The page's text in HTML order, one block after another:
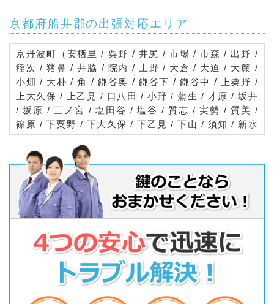
京都府船井郡の出張対応エリア
京丹波町（安栖里 / 粟野 / 井尻 / 市場 / 市森 / 出野 /
稲次 / 猪鼻 / 井脇 / 院内 / 上野 / 大倉 / 大迫 / 大簾 /
小畑 / 大朴 / 角 / 鎌谷奥 / 鎌谷下 / 鎌谷中 / 上粟野 /
上大久保 / 上乙見 / 口八田 / 小野 / 蒲生 / 才原 / 坂井
/ 坂原 / 三ノ宮 / 塩田谷 / 塩谷 / 質志 / 実勢 / 質美 /
篠原 / 下粟野 / 下大久保 / 下乙見 / 下山 / 須知 / 新水
戸 / 曽根 / 高岡 / 中台 / 戸津川 / 富田 / 豊田 / 中 / 長
瀬 / 中山 / 西河内 / 橋爪 / 八田 / 東又 / 広瀬 / 広野 /
保井谷 / 細谷 / 仏主 / 本庄 / 升谷 / 水呑 / 水原 / 水戸
/ 妙楽寺 / 森 / 安井 / 和田）